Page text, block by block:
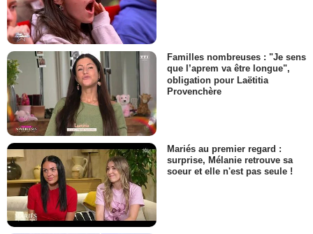
Familles nombreuses : "Je sens
que l’aprem va être longue",
obligation pour Laëtitia
Provenchère
Mariés au premier regard :
surprise, Mélanie retrouve sa
soeur et elle n'est pas seule !